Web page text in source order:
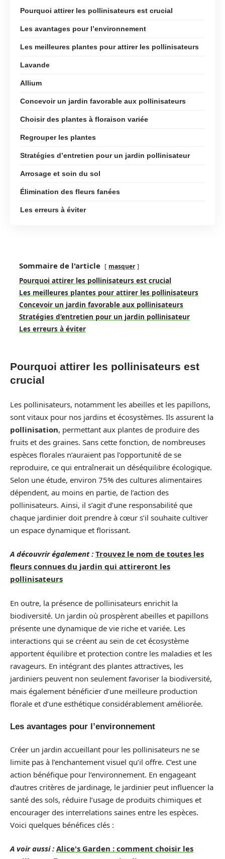
Pourquoi attirer les pollinisateurs est crucial
Les avantages pour l’environnement
Les meilleures plantes pour attirer les pollinisateurs
Lavande
Allium
Concevoir un jardin favorable aux pollinisateurs
Choisir des plantes à floraison variée
Regrouper les plantes
Stratégies d’entretien pour un jardin pollinisateur
Arrosage et soin du sol
Élimination des fleurs fanées
Les erreurs à éviter
Sommaire de l'article masquer
Pourquoi attirer les pollinisateurs est crucial
Les meilleures plantes pour attirer les pollinisateurs
Concevoir un jardin favorable aux pollinisateurs
Stratégies d’entretien pour un jardin pollinisateur
Les erreurs à éviter
Pourquoi attirer les pollinisateurs est
crucial
Les pollinisateurs, notamment les abeilles et les papillons,
sont vitaux pour nos jardins et écosystèmes. Ils assurent la
pollinisation, permettant aux plantes de produire des
fruits et des graines. Sans cette fonction, de nombreuses
espèces florales n’auraient pas l’opportunité de se
reproduire, ce qui entraînerait un déséquilibre écologique.
Selon une étude, environ 75% des cultures alimentaires
dépendent, au moins en partie, de l’action des
pollinisateurs. Ainsi, il s’agit d’une responsabilité que
chaque jardinier doit prendre à cœur s’il souhaite cultiver
un espace dynamique et florissant.
A découvrir également : Trouvez le nom de toutes les
fleurs connues du jardin qui attireront les
pollinisateurs
En outre, la présence de pollinisateurs enrichit la
biodiversité. Un jardin où prospèrent abeilles et papillons
présente une dynamique de vie riche et variée. Les
interactions qui se créent au sein de cet écosystème
apportent équilibre et protection contre les maladies et les
ravageurs. En intégrant des plantes attractives, les
jardiniers peuvent non seulement favoriser la biodiversité,
mais également bénéficier d’une meilleure production
florale et d’une esthétique considérablement améliorée.
Les avantages pour l’environnement
Créer un jardin accueillant pour les pollinisateurs ne se
limite pas à l’enchantement visuel qu’il offre. C’est une
action bénéfique pour l’environnement. En engageant
d’autres critères de jardinage, le jardinier peut influencer la
santé des sols, réduire l’usage de produits chimiques et
encourager des interrelations saines entre les espèces.
Voici quelques bénéfices clés :
A voir aussi : Alice's Garden : comment choisir les